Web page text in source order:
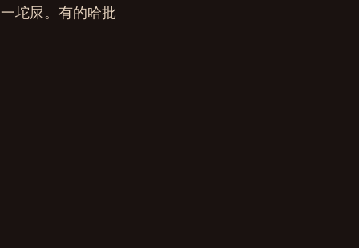
坨屎。有的哈批